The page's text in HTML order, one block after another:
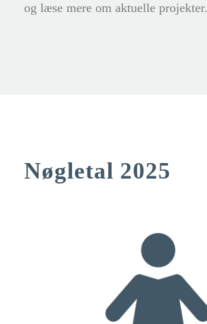
og læse mere om aktuelle projekter.
Nøgletal 2025